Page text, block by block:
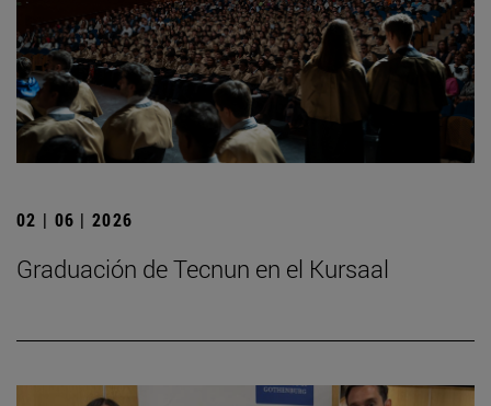
02 | 06 | 2026
Graduación de Tecnun en el Kursaal